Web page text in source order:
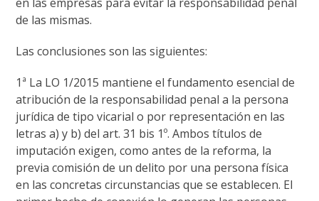
de las mismas.
Las conclusiones son las siguientes:
1ª La LO 1/2015 mantiene el fundamento esencial de
atribución de la responsabilidad penal a la persona
jurídica de tipo vicarial o por representación en las
letras a) y b) del art. 31 bis 1º. Ambos títulos de
imputación exigen, como antes de la reforma, la
previa comisión de un delito por una persona física
en las concretas circunstancias que se establecen. El